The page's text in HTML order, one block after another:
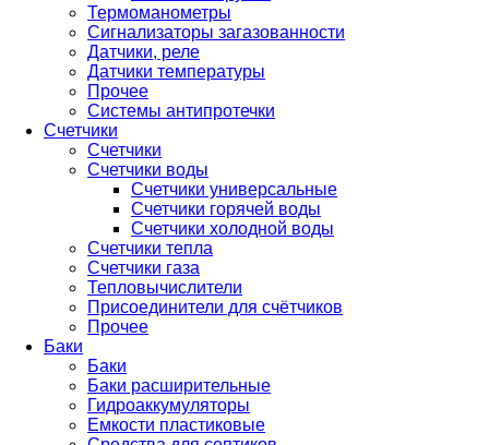
Термоманометры
Сигнализаторы загазованности
Датчики, реле
Датчики температуры
Прочее
Системы антипротечки
Счетчики
Счетчики
Счетчики воды
Счетчики универсальные
Счетчики горячей воды
Счетчики холодной воды
Счетчики тепла
Счетчики газа
Тепловычислители
Присоединители для счётчиков
Прочее
Баки
Баки
Баки расширительные
Гидроаккумуляторы
Емкости пластиковые